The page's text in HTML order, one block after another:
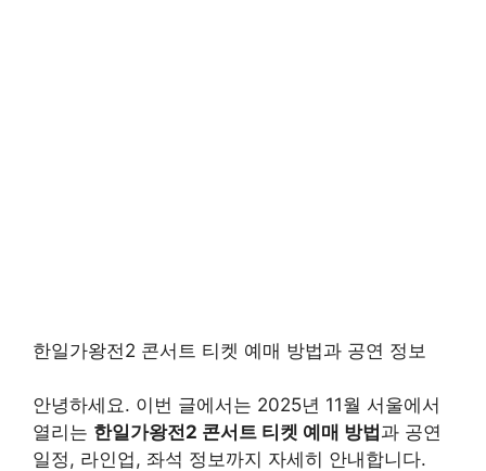
한일가왕전2 콘서트 티켓 예매 방법과 공연 정보
안녕하세요. 이번 글에서는 2025년 11월 서울에서
열리는 한일가왕전2 콘서트 티켓 예매 방법 과 공연
일정, 라인업, 좌석 정보까지 자세히 안내합니다.